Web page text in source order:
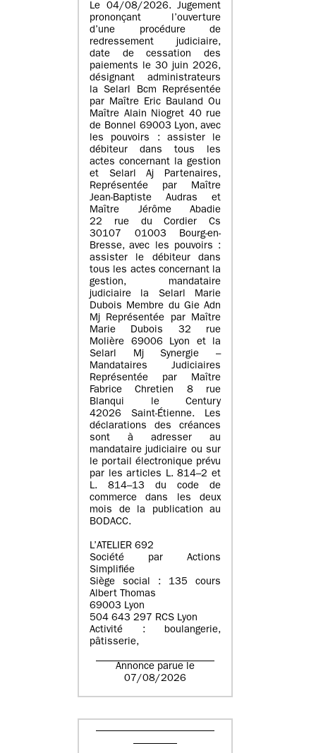
Le 04/08/2026. Jugement
prononçant l’ouverture
d’une procédure de
redressement judiciaire,
date de cessation des
paiements le 30 juin 2026,
désignant administrateurs
la Selarl Bcm Représentée
par Maître Eric Bauland Ou
Maître Alain Niogret 40 rue
de Bonnel 69003 Lyon, avec
les pouvoirs : assister le
débiteur dans tous les
actes concernant la gestion
et Selarl Aj Partenaires,
Représentée par Maître
Jean-Baptiste Audras et
Maître Jérôme Abadie
22 rue du Cordier Cs
30107 01003 Bourg-en-
Bresse, avec les pouvoirs :
assister le débiteur dans
tous les actes concernant la
gestion, mandataire
judiciaire la Selarl Marie
Dubois Membre du Gie Adn
Mj Représentée par Maître
Marie Dubois 32 rue
Molière 69006 Lyon et la
Selarl Mj Synergie –
Mandataires Judiciaires
Représentée par Maître
Fabrice Chretien 8 rue
Blanqui le Century
42026 Saint-Étienne. Les
déclarations des créances
sont à adresser au
mandataire judiciaire ou sur
le portail électronique prévu
par les articles L. 814–2 et
L. 814–13 du code de
commerce dans les deux
mois de la publication au
BODACC.
L’ATELIER 692
Société par Actions
Simplifiée
Siège social : 135 cours
Albert Thomas
69003 Lyon
504 643 297 RCS Lyon
Activité : boulangerie,
pâtisserie,
Annonce parue le
07/08/2026